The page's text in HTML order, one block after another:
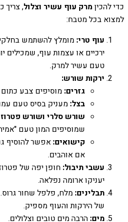
כדי להכיןמרק עוף עשיר וצלול, צריך
למצוא בכל מטבח:
עוף טרי: מומלץ להשתמש בחלקי
ירכיים או עצמות עוף, שמכילים
טעם עשיר למרק.
ירקות שורש:
גזרים: מוסיפים צבע
בצל: מעניק בסיס טעם
שורש סלרי ושורש
שמוסיפים המון טעם
קישואים: אפשר להוסיף
אם אוהבים.
עשבי תיבול: חופן יפה של
יעניקו ארומה נפלאה.
תבלינים: מלח, פלפל שחור
של הירקות והעוף מספיק.
מים: הרבה מים טובים וצלולים.